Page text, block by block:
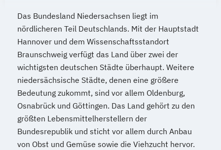
Das Bundesland Niedersachsen liegt im
nördlicheren Teil Deutschlands. Mit der Hauptstadt
Hannover und dem Wissenschaftsstandort
Braunschweig verfügt das Land über zwei der
wichtigsten deutschen Städte überhaupt. Weitere
niedersächsische Städte, denen eine größere
Bedeutung zukommt, sind vor allem Oldenburg,
Osnabrück und Göttingen. Das Land gehört zu den
größten Lebensmittelherstellern der
Bundesrepublik und sticht vor allem durch Anbau
von Obst und Gemüse sowie die Viehzucht hervor.